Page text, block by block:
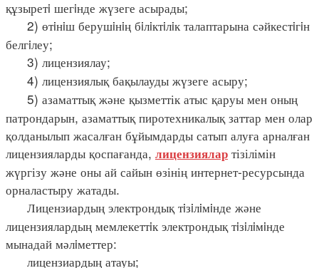
құзыретi шегiнде жүзеге асырады;
2) өтiнiш берушiнiң бiлiктiлiк талаптарына сәйкестiгiн
белгiлеу;
3) лицензиялау;
4) лицензиялық бақылауды жүзеге асыру;
5) азаматтық және қызметтік атыс қаруы мен оның
патрондарын, азаматтық пиротехникалық заттар мен олар
қолданылып жасалған бұйымдарды сатып алуға арналған
лицензияларды қоспағанда, лицензиялар тізілімін
жүргізу және оны ай сайын өзінің интернет-ресурсында
орналастыру жатады.
Лицензиардың электрондық тiзiлiмiнде және
лицензиялардың мемлекеттiк электрондық тiзiлiмiнде
мынадай мәлiметтер:
лицензиардың атауы;